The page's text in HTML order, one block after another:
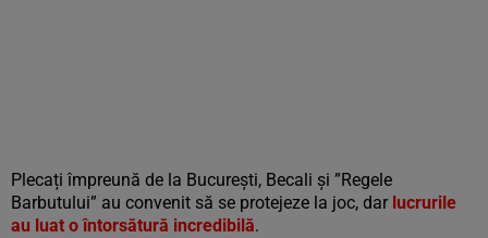
Plecați împreună de la București, Becali și ”Regele
Barbutului” au convenit să se protejeze la joc, dar lucrurile
au luat o întorsătură incredibilă.